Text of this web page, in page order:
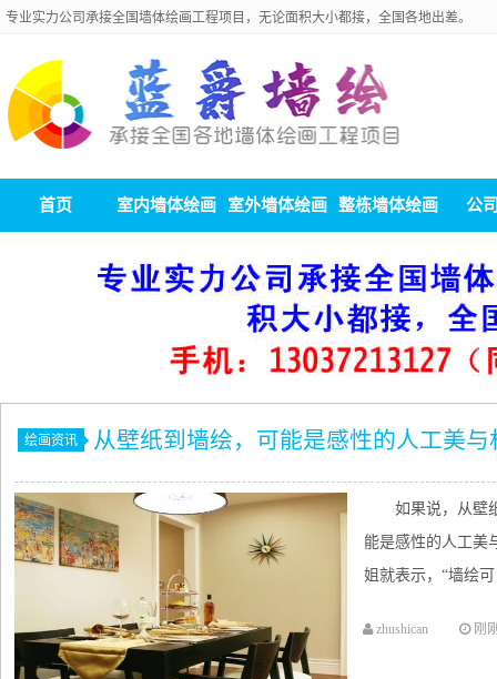
专业实力公司承接全国墙体绘画工程项目，无论面积大小都接，全国各地出差。
首页 室内墙体绘画 室外墙体绘画 整栋墙体绘画 公
绘画资讯 从壁纸到墙绘，可能是感性的人工美
如果说，从壁
能是感性的人工
姐就表示，“墙绘
zhushican 刚